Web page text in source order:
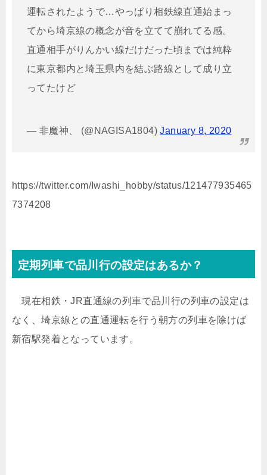
運転されたようで…やっぱり相鉄線直通始まっ
てから埼京線の概念が音を立てて崩れてる感。
直通相手がりんかい線だけだった頃までは純粋
に東京都内と埼玉県内を結ぶ路線として成り立
ってたけど
— 非魔神、 (@NAGISA1804)January 8, 2020
https://twitter.com/Iwashi_hobby/status/121477935465
7374208
定期列車で品川行の設定はあるか？
現在相鉄・JR直通線の列車で品川行の列車の設定は
なく、埼京線との直通運転を行う朝方の列車を除けば
新宿駅発着となっています。